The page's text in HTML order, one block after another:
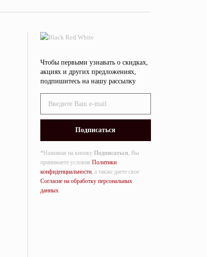
Чтобы первыми узнавать о скидках,
акциях и других предложениях,
подпишитесь на нашу рассылку
*Нажимая на кнопку Подписаться, Вы
принимаете условия Политики
конфиденциальности, а также даете свое
Согласие на обработку персональных
данных.